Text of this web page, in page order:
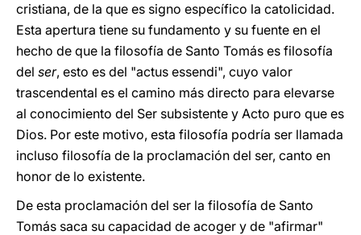
cristiana, de la que es signo específico la catolicidad.
Esta apertura tiene su fundamento y su fuente en el
hecho de que la filosofía de Santo Tomás es filosofía
del ser, esto es del "actus essendi", cuyo valor
trascendental es el camino más directo para elevarse
al conocimiento del Ser subsistente y Acto puro que es
Dios. Por este motivo, esta filosofía podría ser llamada
incluso filosofía de la proclamación del ser, canto en
honor de lo existente.
De esta proclamación del ser la filosofía de Santo
Tomás saca su capacidad de acoger y de "afirmar"